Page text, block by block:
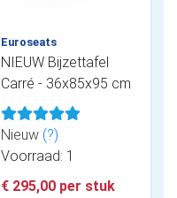
Euroseats
NIEUW Bijzettafel
Carré - 36x85x95 cm
Nieuw (?)
Voorraad: 1
€ 295,00 per stuk